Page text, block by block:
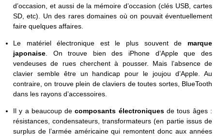
d’occasion, et aussi de la mémoire d’occasion (clés USB, cartes
SD, etc). Un des rares domaines où on pouvait éventuellement
faire quelques affaires.
Le matériel électronique est le plus souvent de marque
japonaise. On trouve bien des iPhone d’Apple que des
vendeuses de rues cherchent à pousser. Mais l’absence de
clavier semble être un handicap pour le joujou d’Apple. Au
contraire, on trouve plein de claviers de toutes sortes, BlueTooth
dans les rayons d’accessoires.
Il y a beaucoup decomposants électroniquesde tous âges :
résistances, condensateurs, transformateurs (en partie issus de
surplus de l’armée américaine qui remontent donc aux années